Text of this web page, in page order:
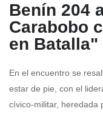
Benín 204
Carabobo
en Batalla"
En el encuentro se
estar de pie, con el
cívico-militar, heredada